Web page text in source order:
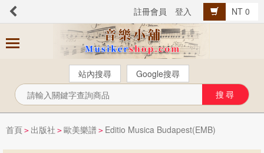
註冊會員 登入 NT 0
站內搜尋 Google搜尋
商
品
芬貝爾【中文版】
西樂曲譜
音樂叢書
首頁 > 出版社 > 歐美樂譜 > Editio Musica Budapest(EMB)